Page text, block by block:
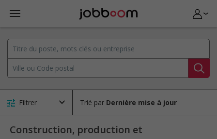
Filtrer Trié par
Construction, production et